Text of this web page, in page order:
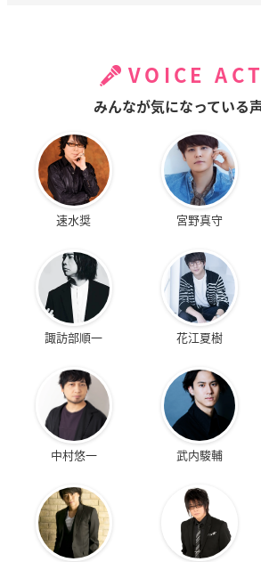
VOICE
みんなが気になっている
速水奨 宮野真守
諏訪部順一 花江夏樹
中村悠一 武内駿輔